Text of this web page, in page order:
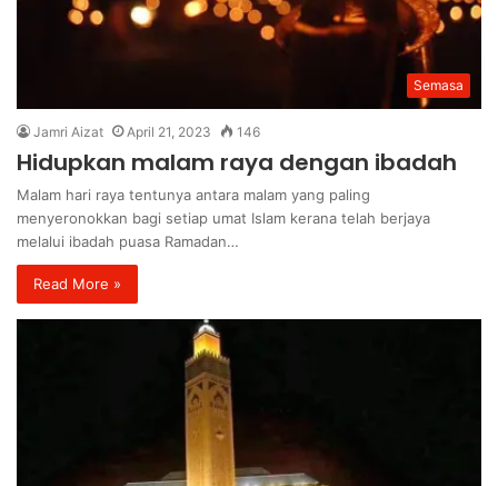
Semasa
Jamri Aizat April 21, 2023 146
Hidupkan malam raya dengan ibadah
Malam hari raya tentunya antara malam yang paling
menyeronokkan bagi setiap umat Islam kerana telah berjaya
melalui ibadah puasa Ramadan…
Read More »